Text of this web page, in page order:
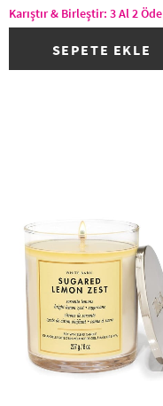
Karıştır & Birleştir: 3 Al 2 Öde
SEPETE EKLE